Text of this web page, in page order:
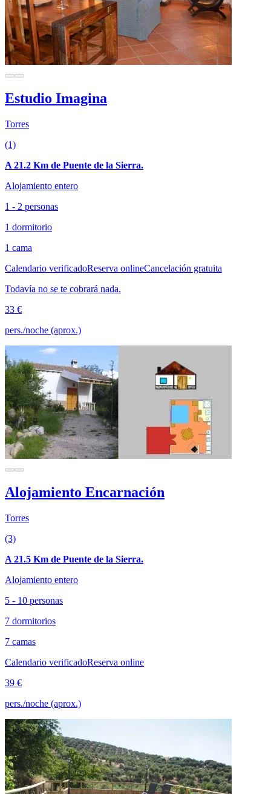
Estudio Imagina
Torres
(1)
A 21.2 Km de Puente de la Sierra.
Alojamiento entero
1 - 2 personas
1 dormitorio
1 cama
Calendario verificadoReserva onlineCancelación gratuita
Todavía no se te cobrará nada.
33 €
pers./noche (aprox.)
Alojamiento Encarnación
Torres
(3)
A 21.5 Km de Puente de la Sierra.
Alojamiento entero
5 - 10 personas
7 dormitorios
7 camas
Calendario verificadoReserva online
39 €
pers./noche (aprox.)